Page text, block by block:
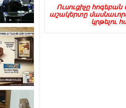
Ուսուցիչը հոգեբան
աշակերտը
կրթելու